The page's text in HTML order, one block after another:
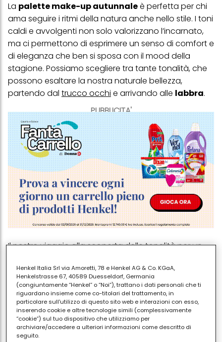
PUBBLICITA'
La palette make-up autunnaleè perfetta per chi
ama seguire i ritmi della natura anche nello stile. I toni
caldi e avvolgenti non solo valorizzano l’incarnato,
ma ci permettono di esprimere un senso di comfort e
di eleganza che ben si sposa con il mood della
stagione. Possiamo scegliere tra tante tonalità, che
possono esaltare la nostra naturale bellezza,
partendo dal trucco occhi e arrivando alle labbra.
Il nostro viaggio alla scoperta delle tonalità per un
riflessi caldi: sono i protagonisti della stagione. Toni
come il rame, il bronzo e il terracotta illuminano lo
sguardo e donano profondità, perfetti sia per occhi
chiari che scuri. Le sfumature dorate o aranciate
ricordano i colori del foliage e si abbinano con
naturalezza al marrone o al bordeaux, ideali per
Henkel Italia Srl via Amoretti, 78 e Henkel AG & Co. KGaA,
Henkelstrasse 67, 40589 Duesseldorf, Germania
(congiuntamente “Henkel” o “Noi”), trattano i dati personali che ti
riguardano insieme come co-titolari del trattamento, in
particolare sull'utilizzo di questo sito web e interazioni con esso,
inserendo cookie e altre tecnologie simili (complessivamente
“cookie”) sul tuo dispositivo che utilizziamo per
archiviare/accedere a ulteriori informazioni come descritto di
seguito.